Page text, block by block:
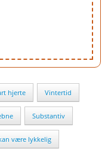
hjerte Vintertid
Substantiv
være lykkelig